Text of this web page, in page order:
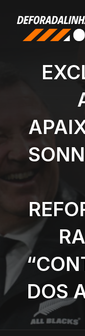
conteúdo
DOS